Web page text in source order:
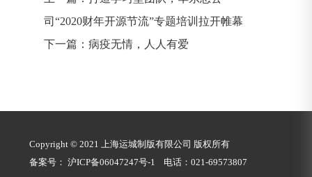
司“2020财年开源节流”专题培训拉开帷幕
下一篇： 病疫无情，人人有爱
Copyright © 2021 上海运城制版有限公司 版权所有
备案号：沪ICP备06047247号-1 电话：021-69573807